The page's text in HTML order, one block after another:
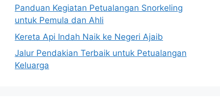
Panduan Kegiatan Petualangan Snorkeling
untuk Pemula dan Ahli
Kereta Api Indah Naik ke Negeri Ajaib
Jalur Pendakian Terbaik untuk Petualangan
Keluarga